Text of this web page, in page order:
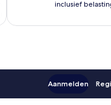
inclusief
Aanmelden